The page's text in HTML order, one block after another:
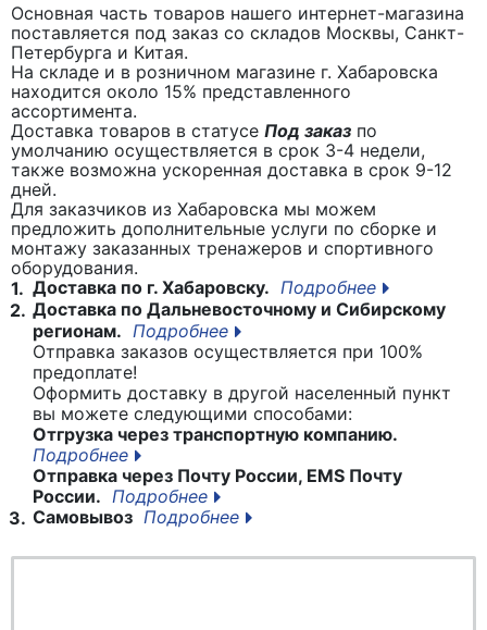
Основная часть товаров нашего интернет-магазина
поставляется под заказ со складов Москвы, Санкт-
Петербурга и Китая.
На складе и в розничном магазине г. Хабаровска
находится около 15% представленного
ассортимента.
Доставка товаров в статусе Под заказ по
умолчанию осуществляется в срок 3-4 недели,
также возможна ускоренная доставка в срок 9-12
дней.
Для заказчиков из Хабаровска мы можем
предложить дополнительные услуги по сборке и
монтажу заказанных тренажеров и спортивного
оборудования.
1. Доставка по г. Хабаровску. Подробнее
2. Доставка по Дальневосточному и Сибирскому
регионам. Подробнее
Отправка заказов осуществляется при 100%
предоплате!
Оформить доставку в другой населенный пункт
вы можете следующими способами:
Отгрузка через транспортную компанию.
Подробнее
Отправка через Почту России, EMS Почту
России. Подробнее
3. Самовывоз Подробнее